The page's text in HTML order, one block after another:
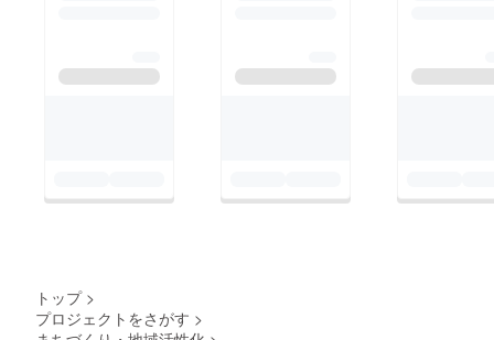
トップ >
プロジェクトをさがす >